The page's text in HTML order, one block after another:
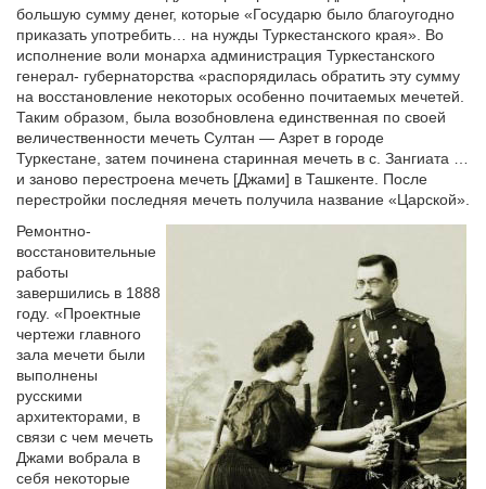
большую сумму денег, которые «Государю было благоугодно
приказать употребить… на нужды Туркестанского края». Во
исполнение воли монарха администрация Туркестанского
генерал- губернаторства «распорядилась обратить эту сумму
на восстановление некоторых особенно почитаемых мечетей.
Таким образом, была возобновлена единственная по своей
величественности мечеть Султан — Азрет в городе
Туркестане, затем починена старинная мечеть в с. Зангиата …
и заново перестроена мечеть [Джами] в Ташкенте. После
перестройки последняя мечеть получила название «Царской».
Ремонтно-
восстановительные
работы
завершились в 1888
году. «Проектные
чертежи главного
зала мечети были
выполнены
русскими
архитекторами, в
связи с чем мечеть
Джами вобрала в
себя некоторые